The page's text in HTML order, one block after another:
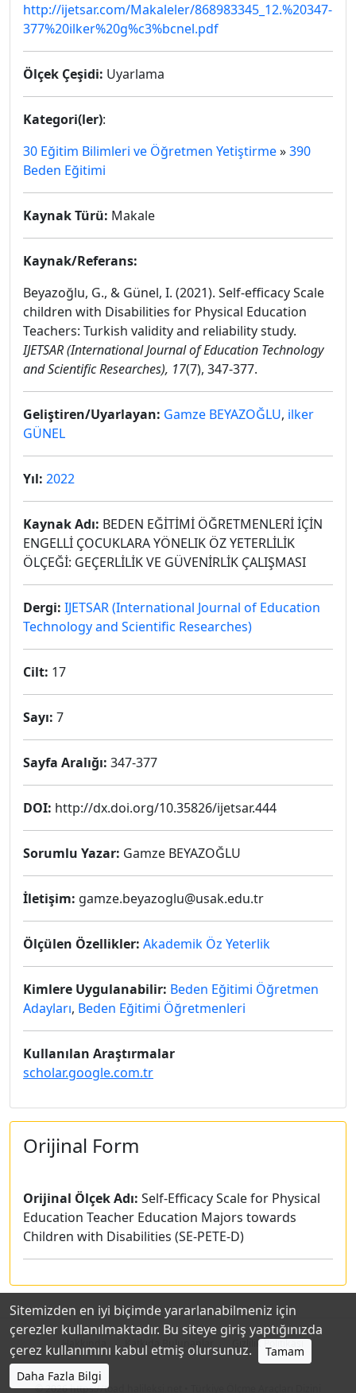
http://ijetsar.com/Makaleler/868983345_12.%20347-
377%20ilker%20g%c3%bcnel.pdf
Ölçek Çeşidi: Uyarlama
Kategori(ler):
30 Eğitim Bilimleri ve Öğretmen Yetiştirme»390
Beden Eğitimi
Kaynak Türü: Makale
Kaynak/Referans:
Beyazoğlu, G., & Günel, I. (2021). Self-efficacy Scale
children with Disabilities for Physical Education
Teachers: Turkish validity and reliability study.
IJETSAR (International Journal of Education Technology
and Scientific Researches), 17(7), 347-377.
Geliştiren/Uyarlayan: Gamze BEYAZOĞLU, ilker
GÜNEL
Yıl: 2022
Kaynak Adı: BEDEN EĞİTİMİ ÖĞRETMENLERİ İÇİN
ENGELLİ ÇOCUKLARA YÖNELIK ÖZ YETERLİLİK
ÖLÇEĞİ: GEÇERLİLİK VE GÜVENİRLİK ÇALIŞMASI
Dergi: IJETSAR (International Journal of Education
Technology and Scientific Researches)
Cilt: 17
Sayı: 7
Sayfa Aralığı: 347-377
DOI: http://dx.doi.org/10.35826/ijetsar.444
Sorumlu Yazar: Gamze BEYAZOĞLU
İletişim: gamze.beyazoglu@usak.edu.tr
Ölçülen Özellikler: Akademik Öz Yeterlik
Kimlere Uygulanabilir: Beden Eğitimi Öğretmen
Adayları, Beden Eğitimi Öğretmenleri
Kullanılan Araştırmalar
scholar.google.com.tr
Orijinal Form
Orijinal Ölçek Adı: Self-Efficacy Scale for Physical
Education Teacher Education Majors towards
Children with Disabilities (SE-PETE-D)
Hakkında Katkıda Bulunanlar Gizlilik Politikası
© 2026https://toad.halileksi.net
Sitemizden en iyi biçimde yararlanabilmeniz için
çerezler kullanılmaktadır. Bu siteye giriş yaptığınızda
çerez kullanımını kabul etmiş olursunuz.
Tamam
Daha Fazla Bilgi